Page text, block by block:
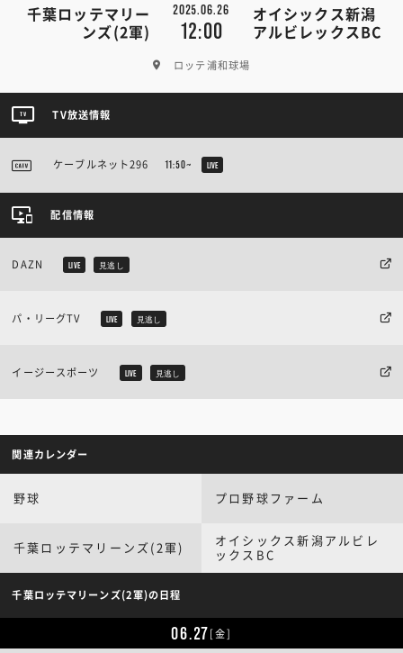
千葉ロッテマリー
ンズ(2軍)
2025.06.26
12:00
オイシックス新潟
アルビレックスBC
ロッテ浦和球場
TV放送情報
ケーブルネット296 11:50~ LIVE
配信情報
DAZN LIVE 見逃し
パ・リーグTV LIVE 見逃し
イージースポーツ LIVE 見逃し
関連カレンダー
野球 プロ野球ファーム
千葉ロッテマリーンズ(2軍)
オイシックス新潟アルビレ
ックスBC
千葉ロッテマリーンズ(2軍)の日程
06.27[金]